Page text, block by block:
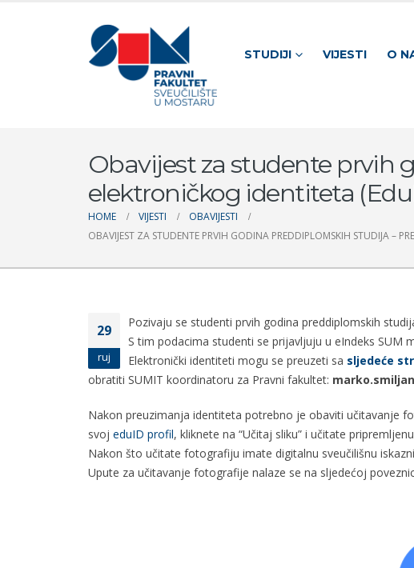
STUDIJI VIJESTI O
Obavijest za studente prvih
elektroničkog identiteta
HOME VIJESTI
OBAVIJESTI
OBAVIJEST ZA STUDENTE PRVIH GODINA PREDDIPLOMSKIH STUDIJA –
29
ruj
Pozivaju se studenti prvih godina preddiplomskih
S tim podacima studenti se prijavljuju u eIndeks SUM
Elektronički identiteti mogu se preuzeti sa sljedeće
obratiti SUMIT koordinatoru za Pravni fakultet:
Nakon preuzimanja identiteta potrebno je obaviti učitavanje
svoj eduID profil, kliknete na “Učitaj sliku” i učitate
Nakon što učitate fotografiju imate digitalnu sveučilišnu
Upute za učitavanje fotografije nalaze se na sljedećoj